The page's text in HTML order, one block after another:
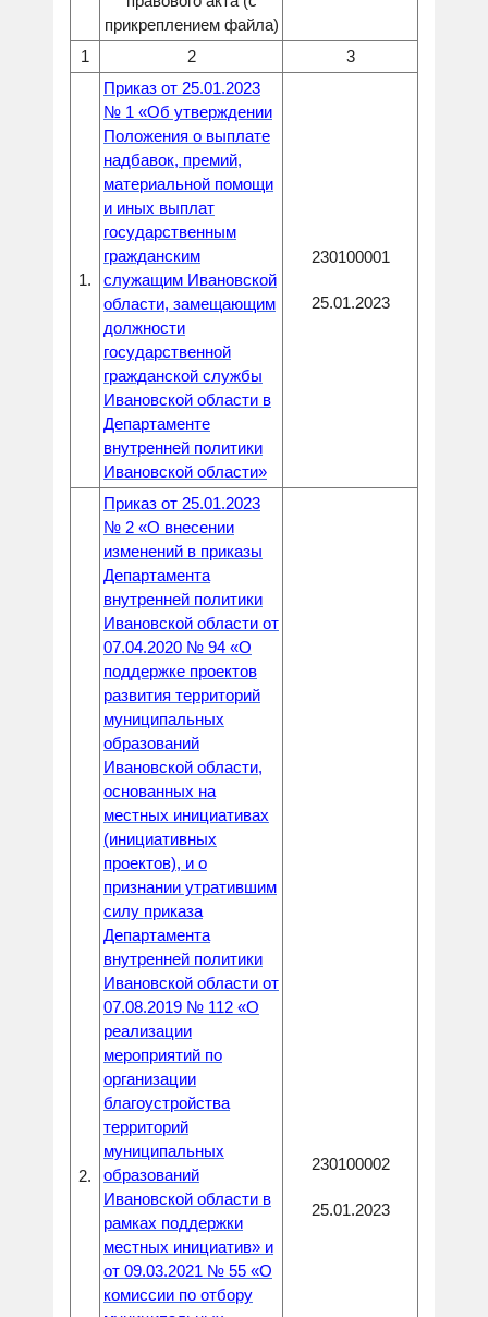
прикреплением файла)
1 2 3
1.
Приказ от 25.01.2023
№ 1 «Об утверждении
Положения о выплате
надбавок, премий,
материальной помощи
и иных выплат
государственным
гражданским
служащим Ивановской
области, замещающим
должности
государственной
гражданской службы
Ивановской области в
Департаменте
внутренней политики
Ивановской области»
230100001
25.01.2023
2.
Приказ от 25.01.2023
№ 2 «О внесении
изменений в приказы
Департамента
внутренней политики
Ивановской области от
07.04.2020 № 94 «О
поддержке проектов
развития территорий
муниципальных
образований
Ивановской области,
основанных на
местных инициативах
(инициативных
проектов), и о
признании утратившим
силу приказа
Департамента
внутренней политики
Ивановской области от
07.08.2019 № 112 «О
реализации
мероприятий по
организации
благоустройства
территорий
муниципальных
образований
Ивановской области в
рамках поддержки
местных инициатив» и
от 09.03.2021 № 55 «О
комиссии по отбору
230100002
25.01.2023